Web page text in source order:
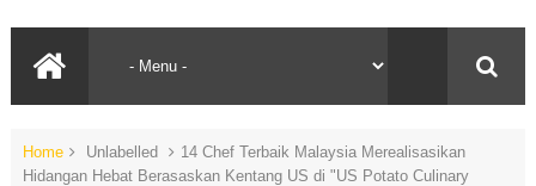
Home Unlabelled
14 Chef Terbaik Malaysia Merealisasikan
Hidangan Hebat Berasaskan Kentang US di "US Potato Culinary